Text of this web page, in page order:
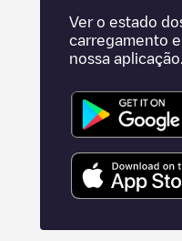
Ver o estado
carregamento
nossa aplicação.